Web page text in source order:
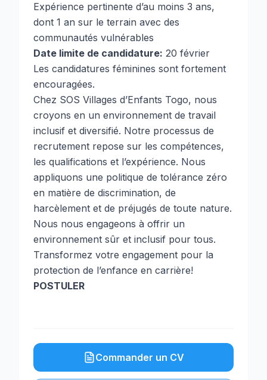
Expérience pertinente d’au moins 3 ans,
dont 1 an sur le terrain avec des
communautés vulnérables
Date limite de candidature: 20 février
Les candidatures féminines sont fortement
encouragées.
Chez SOS Villages d’Enfants Togo, nous
croyons en un environnement de travail
inclusif et diversifié. Notre processus de
recrutement repose sur les compétences,
les qualifications et l’expérience. Nous
appliquons une politique de tolérance zéro
en matière de discrimination, de
harcèlement et de préjugés de toute nature.
Nous nous engageons à offrir un
environnement sûr et inclusif pour tous.
Transformez votre engagement pour la
protection de l’enfance en carrière!
POSTULER
Commander un CV